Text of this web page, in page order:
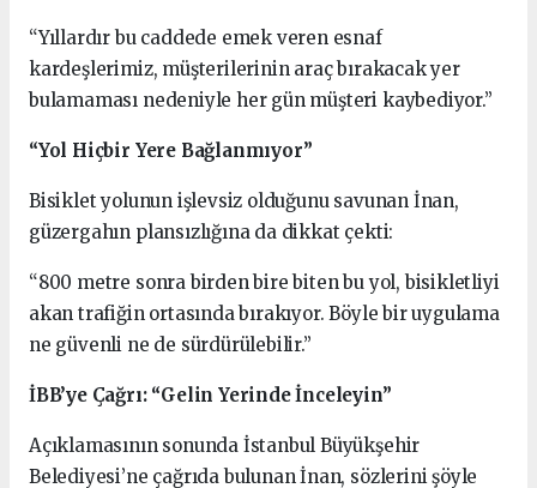
“Yıllardır bu caddede emek veren esnaf
kardeşlerimiz, müşterilerinin araç bırakacak yer
bulamaması nedeniyle her gün müşteri kaybediyor.”
“Yol Hiçbir Yere Bağlanmıyor”
Bisiklet yolunun işlevsiz olduğunu savunan İnan,
güzergahın plansızlığına da dikkat çekti:
“800 metre sonra birden bire biten bu yol, bisikletliyi
akan trafiğin ortasında bırakıyor. Böyle bir uygulama
ne güvenli ne de sürdürülebilir.”
İBB’ye Çağrı: “Gelin Yerinde İnceleyin”
Açıklamasının sonunda İstanbul Büyükşehir
Belediyesi’ne çağrıda bulunan İnan, sözlerini şöyle